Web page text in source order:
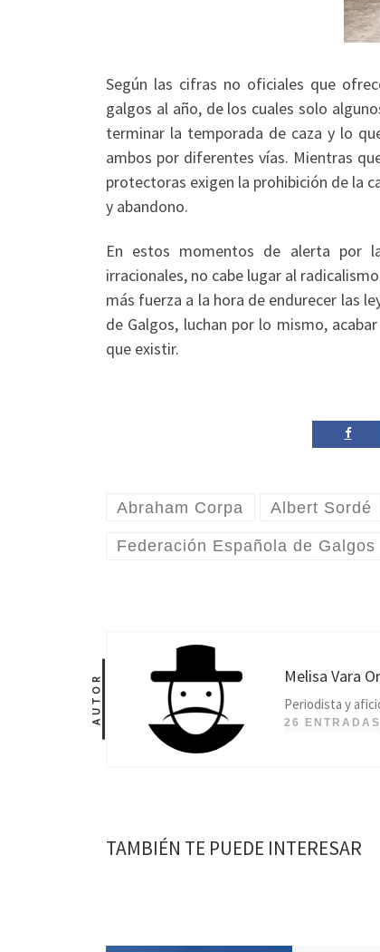
Según las cifras no oficiales que
galgos al año, de los cuales solo
terminar la temporada de caza y lo
ambos por diferentes vías. Mientras
protectoras exigen la prohibición de la
y abandono.
En estos momentos de alerta por
irracionales, no cabe lugar al
más fuerza a la hora de endurecer las
de Galgos, luchan por lo mismo,
que existir.
Abraham Corpa Albert Sordé
Federación Española de Galgos
AUTOR Melisa Vara
Periodista y
26 ENTRADAS
TAMBIÉN TE PUEDE INTERESAR